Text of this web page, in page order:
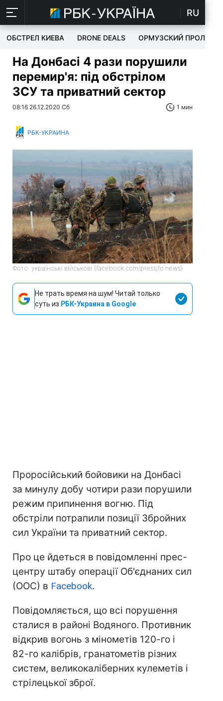
RU
ОБСТРЕЛ КИЕВА DRONE DEALS ОРМУЗСКИЙ ПРОЛИВ
На Донбасі 4 рази порушили
перемир'я: під обстрілом
ЗСУ та приватний сектор
08:16 26.12.2020 Сб 1 мин
РБК-УКРАИНА
Фото: українські військові (facebook.com/pressjfo.news)
Не трать время на шум! Читай только
суть из РБК-Украина в Google
Проросійський бойовики на Донбасі
за минулу добу чотири рази порушили
режим припинення вогню. Під
обстріли потрапили позиції Збройних
сил України та приватний сектор.
Про це йдеться в повідомленні прес-
центру штабу операції Об'єднаних сил
(ООС) в Facebook.
Повідомляється, що всі порушення
сталися в районі Водяного. Противник
відкрив вогонь з мінометів 120-го і
82-го калібрів, гранатометів різних
систем, великокаліберних кулеметів і
стрілецької зброї.